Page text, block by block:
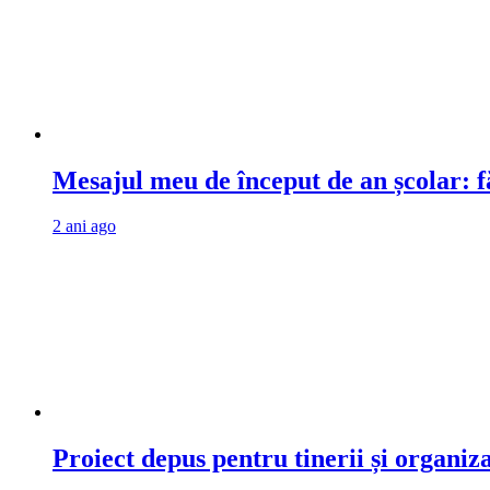
Mesajul meu de început de an
2 ani ago
Proiect depus pentru tinerii și